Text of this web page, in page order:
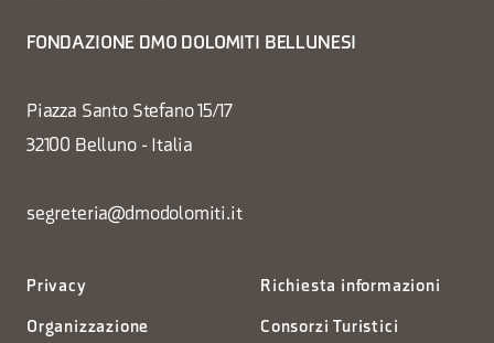
FONDAZIONE DMO DOLOMITI BELLUNESI
Piazza Santo Stefano 15/17
32100 Belluno - Italia
segreteria@dmodolomiti.it
Privacy
Organizzazione
Richiesta informazioni
Consorzi Turistici